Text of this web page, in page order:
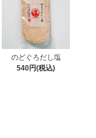
のどぐろだし塩
540円(税込)